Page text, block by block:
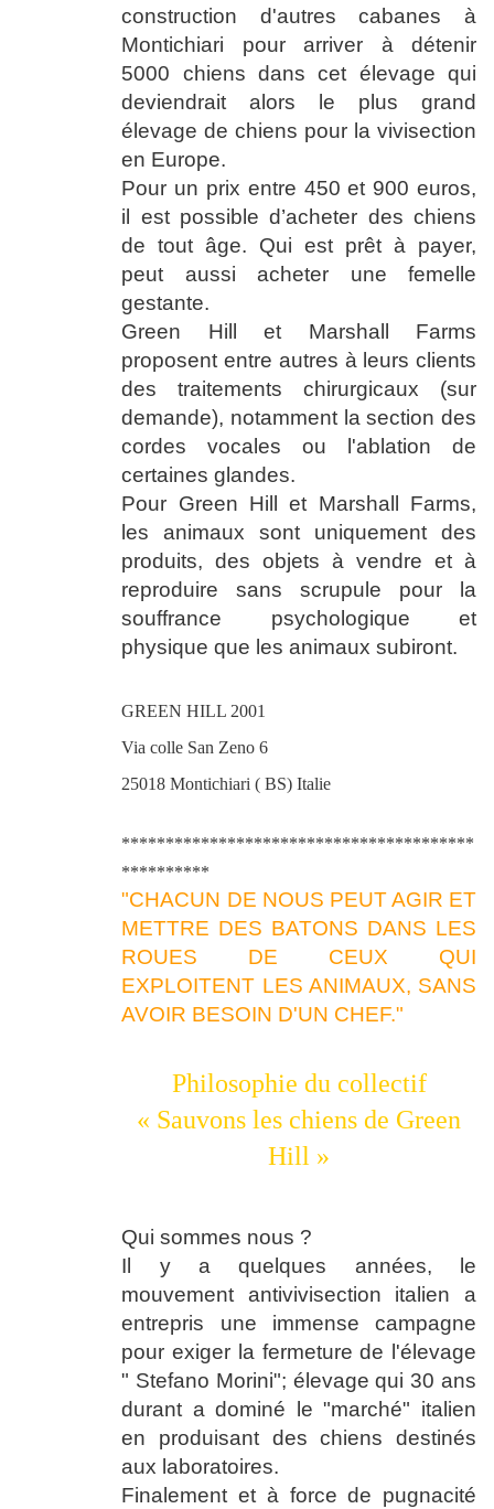
construction d'autres cabanes à
Montichiari pour arriver à détenir
5000 chiens dans cet élevage qui
deviendrait alors le plus grand
élevage de chiens pour la vivisection
en Europe.
Pour un prix entre 450 et 900 euros,
il est possible d’acheter des chiens
de tout âge. Qui est prêt à payer,
peut aussi acheter une femelle
gestante.
Green Hill et Marshall Farms
proposent entre autres à leurs clients
des traitements chirurgicaux (sur
demande), notamment la section des
cordes vocales ou l'ablation de
certaines glandes.
Pour Green Hill et Marshall Farms,
les animaux sont uniquement des
produits, des objets à vendre et à
reproduire sans scrupule pour la
souffrance psychologique et
physique que les animaux subiront.
GREEN HILL 2001
Via colle San Zeno 6
25018 Montichiari ( BS) Italie
****************************************
**********
"CHACUN DE NOUS PEUT AGIR ET
METTRE DES BATONS DANS LES
ROUES DE CEUX QUI
EXPLOITENT LES ANIMAUX, SANS
AVOIR BESOIN D'UN CHEF."
Philosophie du collectif
« Sauvons les chiens de Green
Hill »
Qui sommes nous ?
Il y a quelques années, le
mouvement antivivisection italien a
entrepris une immense campagne
pour exiger la fermeture de l'élevage
" Stefano Morini"; élevage qui 30 ans
durant a dominé le "marché" italien
en produisant des chiens destinés
aux laboratoires.
Finalement et à force de pugnacité